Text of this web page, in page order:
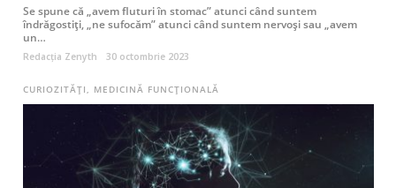
Se spune că „avem fluturi în stomac” atunci când suntem
îndrăgostiţi, „ne sufocăm” atunci când suntem nervoşi sau „avem
un…
Redacția Zenyth 30 octombrie 2023
CURIOZITĂȚI, MEDICINĂ FUNCȚIONALĂ